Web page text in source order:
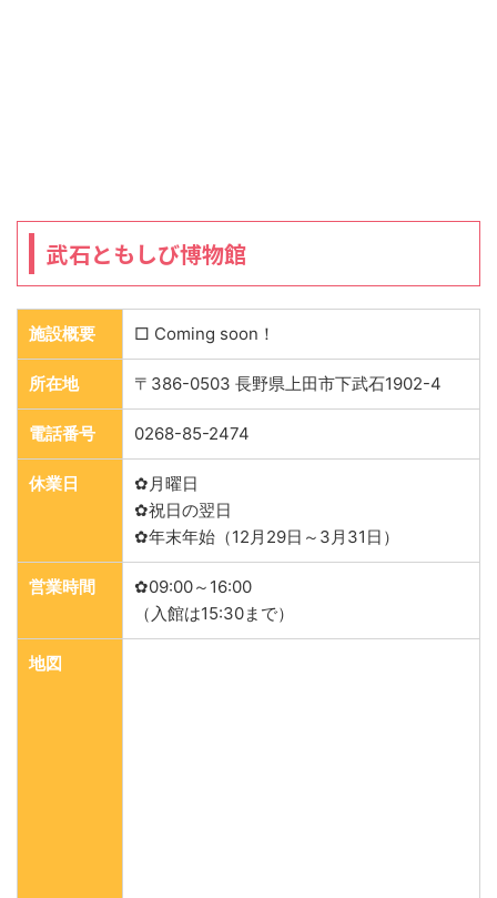
武石ともしび博物館
施設概要 □ Coming soon！
所在地 〒386-0503 長野県上田市下武石1902-4
電話番号 0268-85-2474
休業日
✿月曜日
✿祝日の翌日
✿年末年始（12月29日～3月31日）
営業時間
✿09:00～16:00
（入館は15:30まで）
地図